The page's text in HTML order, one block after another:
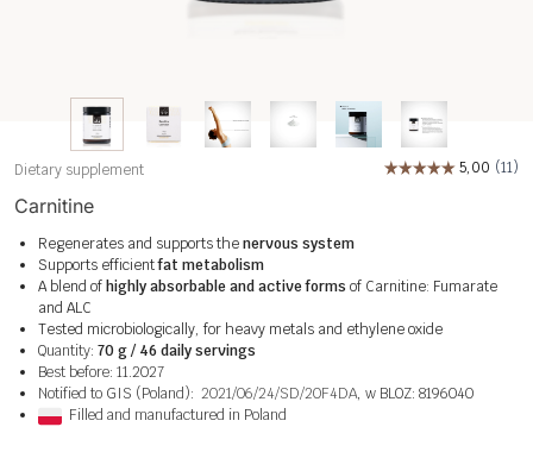
Dietary supplement
Carnitine
Regenerates and supports thenervous system
Supports efficientfat metabolism
A blend of highly absorbable and active forms of Carnitine: Fumarate
and ALC
Tested microbiologically, for heavy metals and ethylene oxide
Quantity: 70 g / 46 daily servings
Best before: 11.2027
Notified to GIS (Poland): 2021/06/24/SD/20F4DA, w BLOZ: 8196040
Filled and manufactured in Poland